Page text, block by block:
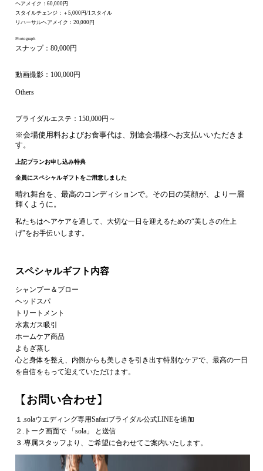
ヘアメイク：60,000円
スタイルチェンジ：＋5,000円/1スタイル
リハーサルヘアメイク：20,000円
Photograph
スナップ：80,000円
動画撮影：100,000円
Others
ブライダルエステ：150,000円～
※会場使用料およびお食事代は、別途会場様へお支払いいただきま
す。
上記プランお申し込み特典
全員にスペシャルギフトをご用意しました
晴れ舞台を、最高のコンディションで。その日の笑顔が、より一層
輝くように。
私たちはヘアケアを通して、大切な一日を迎えるための“美しさの仕上
げ”をお手伝いします。
スペシャルギフト内容
シャンプー＆ブロー
ヘッドスパ
トリートメント
水素ガス吸引
ホームケア商品
よもぎ蒸し
心と身体を整え、内側からも美しさを引き出す特別なケアで、最高の一日
を自信をもって迎えていただけます。
【お問い合わせ】
１.solaウエディング専用Safariブライダル公式LINEを追加
２.トーク画面で 「sola」 と送信
３.専属スタッフより、ご希望に合わせてご案内いたします。